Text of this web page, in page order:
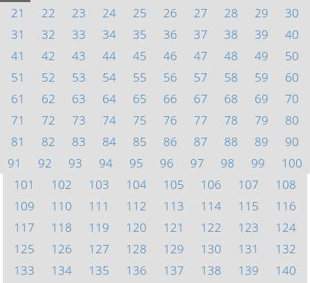
21
22 23 24 25 26 27 28 29
30
31
32 33 34 35 36 37 38 39
40
41
42 43 44 45 46 47 48 49
50
51
52 53 54 55 56 57 58 59
60
61
62 63 64 65 66 67 68 69
70
71
72 73 74 75 76 77 78 79
80
81
82 83 84 85 86 87 88 89
90
91
92 93 94 95 96 97 98 99
100
101
102 103 104 105 106 107
108
109
110 111 112 113 114 115
116
117
118 119 120 121 122 123
124
125
126 127 128 129 130 131
132
133
134 135 136 137 138 139
140